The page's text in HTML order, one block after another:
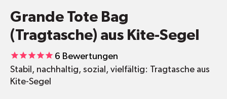
Grande Tote Bag
(Tragtasche) aus Kite-Segel
6 Bewertungen
Stabil, nachhaltig, sozial, vielfältig: Tragtasche aus
Kite-Segel